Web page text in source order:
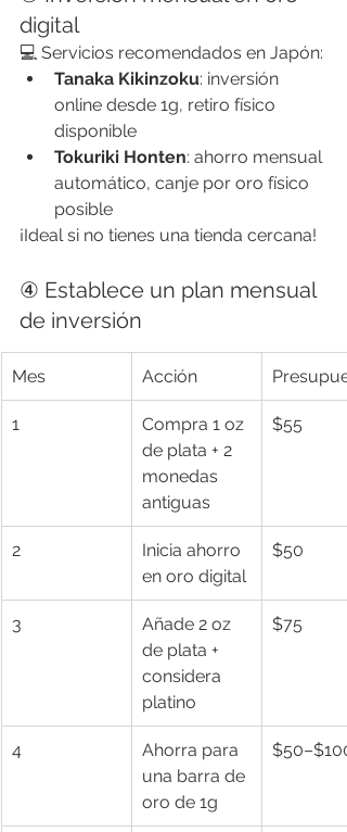
digital
💻 Servicios recomendados en Japón:
Tanaka Kikinzoku: inversión
online desde 1g, retiro físico
disponible
Tokuriki Honten: ahorro mensual
automático, canje por oro físico
posible
¡Ideal si no tienes una tienda cercana!
④ Establece un plan mensual
de inversión
Mes Acción
1
Compra 1 oz
de plata + 2
monedas
antiguas
$55
2
Inicia ahorro
en oro digital
$50
3
Añade 2 oz
de plata +
considera
platino
$75
4
Ahorra para
una barra de
oro de 1g
$50–$100